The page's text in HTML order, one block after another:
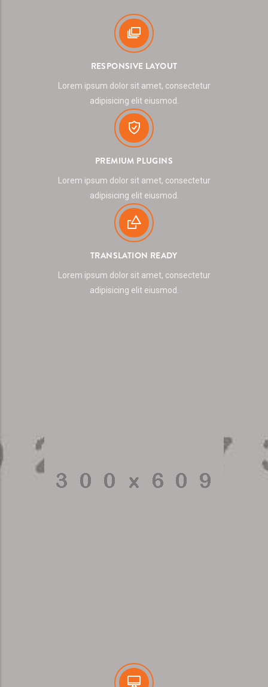
RESPONSIVE LAYOUT
Lorem ipsum dolor sit amet, consectetur
adipisicing elit eiusmod.
PREMIUM PLUGINS
Lorem ipsum dolor sit amet, consectetur
adipisicing elit eiusmod.
TRANSLATION READY
Lorem ipsum dolor sit amet, consectetur
adipisicing elit eiusmod.